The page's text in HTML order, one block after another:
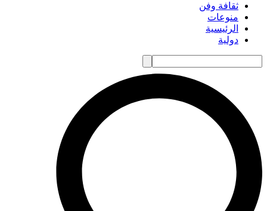
ثقافة وفن
منوعات
الرئيسية
دولية